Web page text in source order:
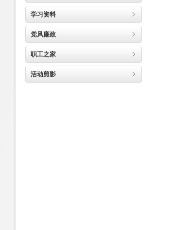
学习资料
党风廉政
职工之家
活动剪影